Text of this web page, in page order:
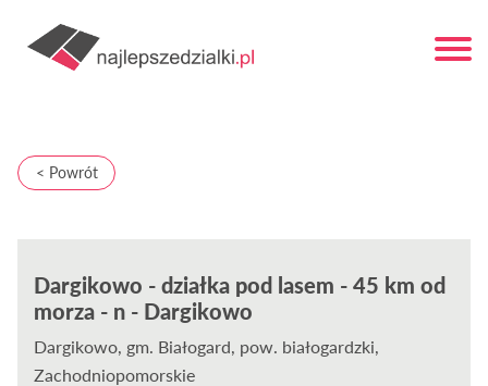
< Powrót
Dargikowo - działka pod lasem - 45 km od
morza - n - Dargikowo
Dargikowo, gm. Białogard, pow. białogardzki,
Zachodniopomorskie